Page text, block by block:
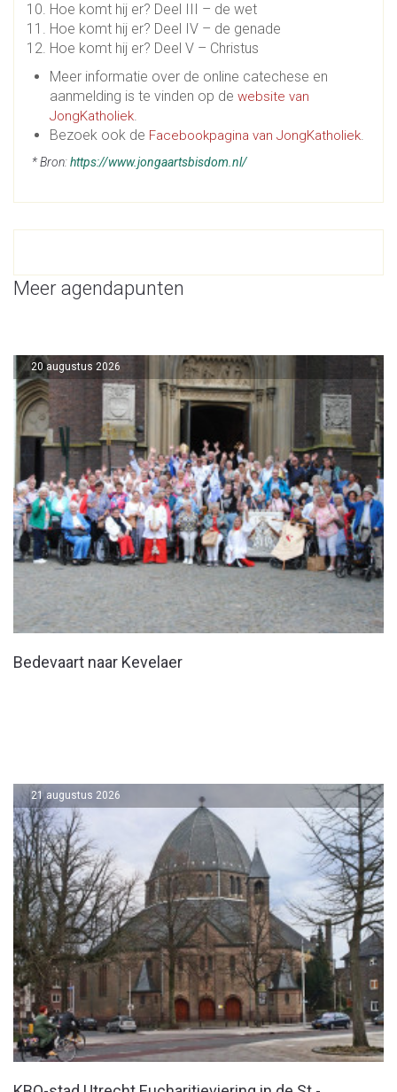
Hoe komt hij er? Deel III – de wet
Hoe komt hij er? Deel IV – de genade
Hoe komt hij er? Deel V – Christus
Meer informatie over de online catechese en
aanmelding is te vinden op de website van
JongKatholiek.
Bezoek ook de Facebookpagina van JongKatholiek.
* Bron:https://www.jongaartsbisdom.nl/
Meer agendapunten
Bedevaart naar Kevelaer
20 augustus 2026
21 augustus 2026